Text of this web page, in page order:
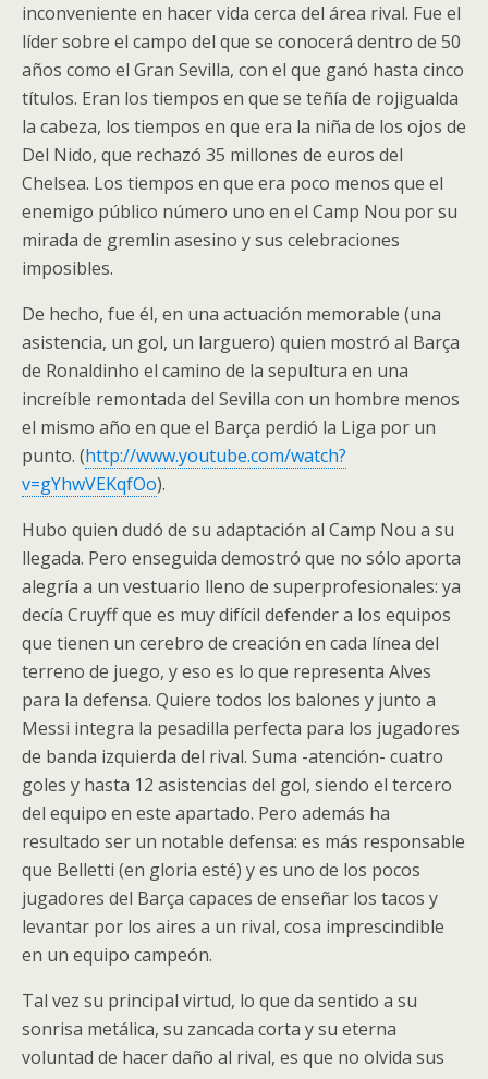
inconveniente en hacer vida cerca del área rival. Fue el
líder sobre el campo del que se conocerá dentro de 50
años como el Gran Sevilla, con el que ganó hasta cinco
títulos. Eran los tiempos en que se teñía de rojigualda
la cabeza, los tiempos en que era la niña de los ojos de
Del Nido, que rechazó 35 millones de euros del
Chelsea. Los tiempos en que era poco menos que el
enemigo público número uno en el Camp Nou por su
mirada de gremlin asesino y sus celebraciones
imposibles.
De hecho, fue él, en una actuación memorable (una
asistencia, un gol, un larguero) quien mostró al Barça
de Ronaldinho el camino de la sepultura en una
increíble remontada del Sevilla con un hombre menos
el mismo año en que el Barça perdió la Liga por un
punto. (http://www.youtube.com/watch?
v=gYhwVEKqfOo).
Hubo quien dudó de su adaptación al Camp Nou a su
llegada. Pero enseguida demostró que no sólo aporta
alegría a un vestuario lleno de superprofesionales: ya
decía Cruyff que es muy difícil defender a los equipos
que tienen un cerebro de creación en cada línea del
terreno de juego, y eso es lo que representa Alves
para la defensa. Quiere todos los balones y junto a
Messi integra la pesadilla perfecta para los jugadores
de banda izquierda del rival. Suma -atención- cuatro
goles y hasta 12 asistencias del gol, siendo el tercero
del equipo en este apartado. Pero además ha
resultado ser un notable defensa: es más responsable
que Belletti (en gloria esté) y es uno de los pocos
jugadores del Barça capaces de enseñar los tacos y
levantar por los aires a un rival, cosa imprescindible
en un equipo campeón.
Tal vez su principal virtud, lo que da sentido a su
sonrisa metálica, su zancada corta y su eterna
voluntad de hacer daño al rival, es que no olvida sus